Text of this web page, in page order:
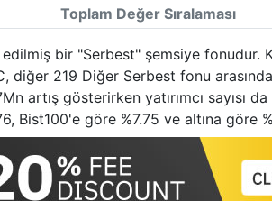
Toplam Değer Sıralaması
bir "Serbest" şemsiye fonudur.
diğer 219 Diğer Serbest fonu
artış gösterirken yatırımcı sayısı
Bist100'e göre %7.75 ve altına göre